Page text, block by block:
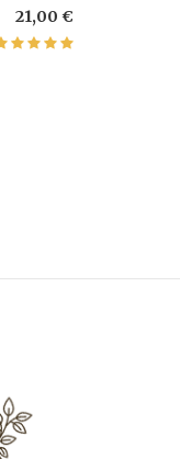
21,00 €